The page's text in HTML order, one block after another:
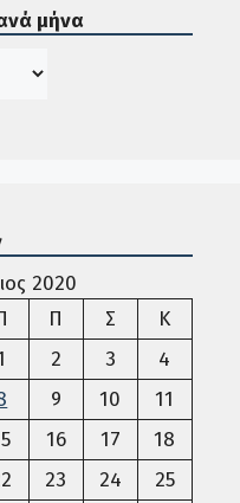
μήνα
2020
Πέμπτη
Π Παρασκευή
ΣΣάββατο
Κ
2 3
4
9 10
11
16 17
18
23 24
25